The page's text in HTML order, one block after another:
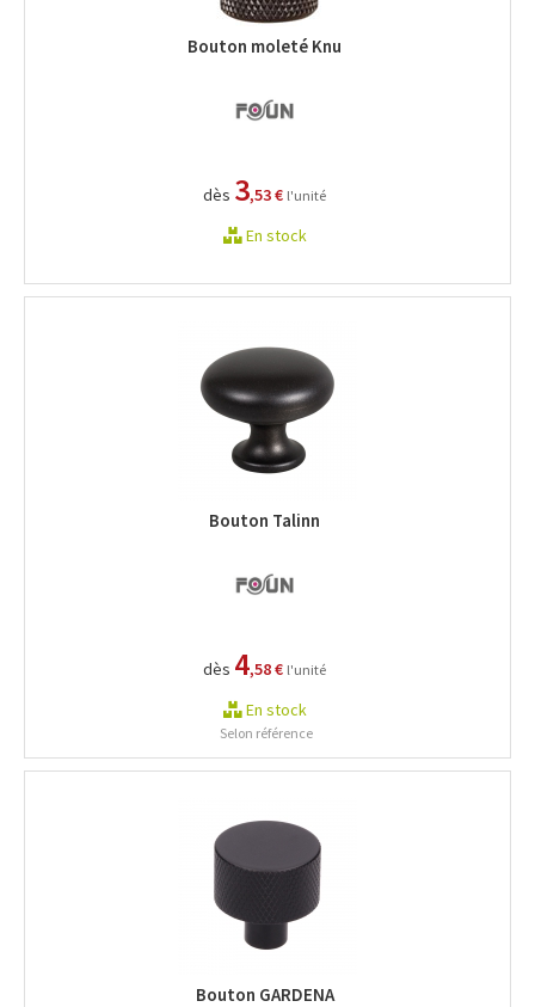
Bouton moleté Knu
dès 3,53 € l'unité
En stock
Bouton Talinn
dès 4,58 € l'unité
En stock
Selon référence
Bouton GARDENA